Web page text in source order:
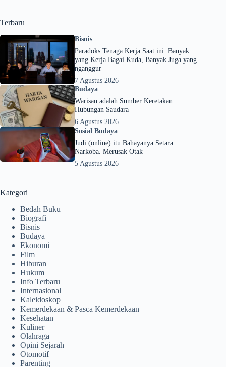
Terbaru
Bisnis
Paradoks Tenaga Kerja Saat ini: Banyak
yang Kerja Bagai Kuda, Banyak Juga yang
nganggur
7 Agustus 2026
Budaya
Warisan adalah Sumber Keretakan
Hubungan Saudara
6 Agustus 2026
Sosial Budaya
Judi (online) itu Bahayanya Setara
Narkoba. Merusak Otak
5 Agustus 2026
Kategori
Bedah Buku
Biografi
Bisnis
Budaya
Ekonomi
Film
Hiburan
Hukum
Info Terbaru
Internasional
Kaleidoskop
Kemerdekaan & Pasca Kemerdekaan
Kesehatan
Kuliner
Olahraga
Opini Sejarah
Otomotif
Parenting